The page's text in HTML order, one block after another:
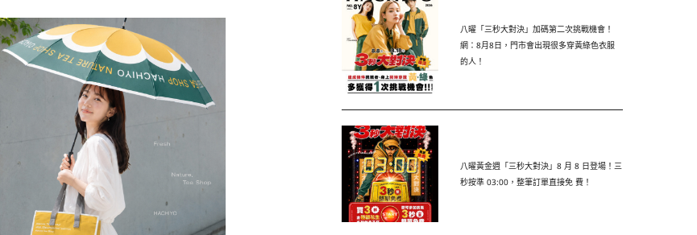
八曜「三秒大對決」加碼第二次挑戰機會！
網：8月8日，門市會出現很多穿黃綠色衣服
的人！
八曜黃金週「三秒大對決」8 月 8 日登場！三
秒按準 03:00，整筆訂單直接免 費！